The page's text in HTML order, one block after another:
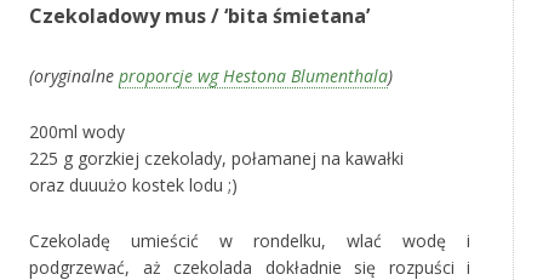
Czekoladowy mus / ‘bita śmietana’
(oryginalne proporcje wg Hestona Blumenthala)
200ml wody
225 g gorzkiej czekolady, połamanej na kawałki
oraz duuużo kostek lodu ;)
Czekoladę umieścić w rondelku, wlać wodę i
podgrzewać, aż czekolada dokładnie się rozpuści i